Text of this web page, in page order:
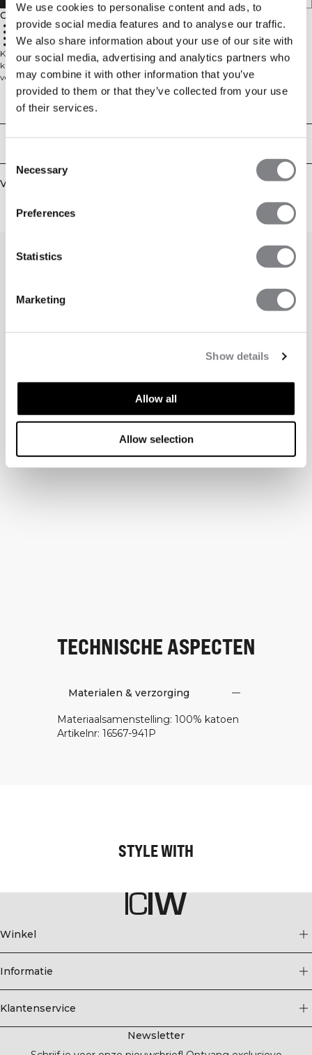
We use cookies to personalise content and ads, to
provide social media features and to analyse our traffic.
We also share information about your use of our site with
our social media, advertising and analytics partners who
may combine it with other information that you’ve
provided to them or that they’ve collected from your use
of their services.
Selection
Necessary
Preferences
Statistics
Marketing
Show details
Allow all
Allow selection
Omschrijving
Zachte kroon
Gebogen klep
Verstelbare achterkant
100% katoen
Klassieke baseballcap van zacht katoen met een relaxte, ongestructureerde
kroon. De gebogen klep biedt schaduw en een tijdloze look, terwijl de
verstelbare achterkant zorgt voor een persoonlijke pasvorm. Comfortabel en
gemakkelijk te dragen op trainingsdagen, tijdens het woon-werkverkeer en
Technische aspecten
Vergelijkbare producten
TECHNISCHE ASPECTEN
Materialen & verzorging
Materiaalsamenstelling: 100% katoen
Artikelnr: 16567-941P
STYLE WITH
Winkel
Informatie
Klantenservice
Newsletter